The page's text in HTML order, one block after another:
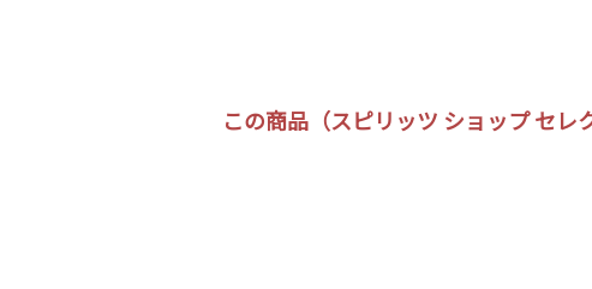
この商品（スピリッツ ショップ セ